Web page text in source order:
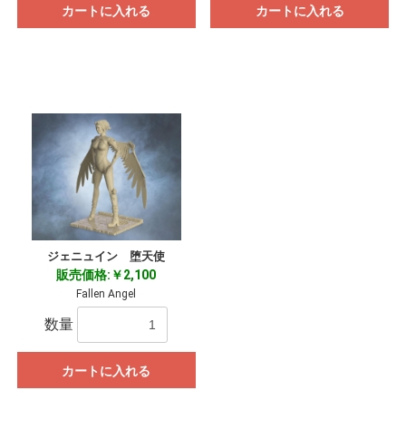
カートに入れる カートに入れる
ジェニュイン 堕天使
販売価格:￥2,100
Fallen Angel
数量
カートに入れる